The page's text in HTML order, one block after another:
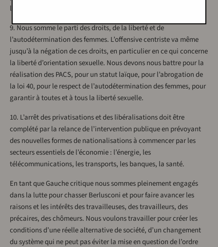
l’environnement.
9. Nous somme le parti des droits, de la liberté et de
l’autodétermination des femmes. L’offensive centriste va même
jusqu’à la négation de ces droits, en particulier en ce qui concerne
la liberté d’orientation sexuelle. Nous devons nous battre pour la
réalisation des PACS, pour un statut laïque, pour l’abrogation de
la loi 40, pour le respect de l’autodétermination des femmes, pour
garantir à toutes et à tous la liberté sexuelle.
10. L’arrêt des privatisations et des libéralisations doit être
complété par la relance de l’intervention publique en prévoyant
des nouvelles formes de nationalisations à commencer par les
secteurs essentiels de l’économie : l’énergie, les
télécommunications, les transports, les banques, la santé.
En tant que Gauche critique nous sommes pleinement engagés
dans la lutte pour chasser Berlusconi et pour faire avancer les
raisons et les intérêts des travailleuses, des travailleurs, des
précaires, des chômeurs. Nous voulons travailler pour créer les
conditions d’une réelle alternative de société, d’un changement
du système qui ne peut pas éviter la mise en question de l’ordre